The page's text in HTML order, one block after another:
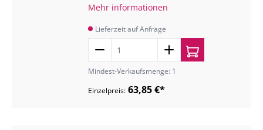
Mehr informationen
Lieferzeit auf Anfrage
Mindest-Verkaufsmenge: 1
Einzelpreis: 63,85 €*